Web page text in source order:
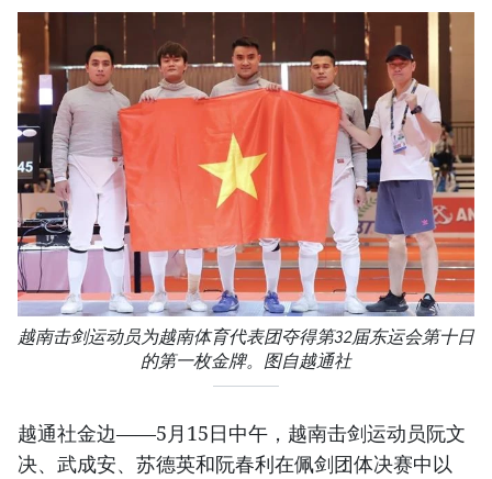
越南击剑运动员为越南体育代表团夺得第32届东运会第十日
的第一枚金牌。图自越通社
越通社金边——5月15日中午，越南击剑运动员阮文
决、武成安、苏德英和阮春利在佩剑团体决赛中以